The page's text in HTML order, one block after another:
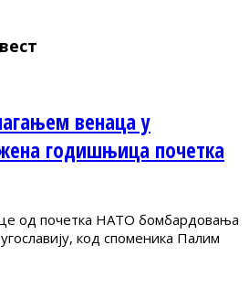
венаца у
годишњица почетка
од почетка НАТО бомбардовања
код споменика Палим